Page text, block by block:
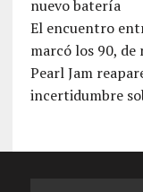
nuevo batería
El encuentro
marcó los 90, de
Pearl Jam
incertidumbre